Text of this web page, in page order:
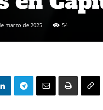
marzo de 2025 54